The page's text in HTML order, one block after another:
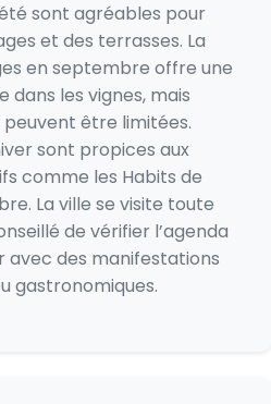
sont agréables pour
et des terrasses. La
en septembre offre une
dans les vignes, mais
être limitées.
sont propices aux
comme les Habits de
La ville se visite toute
de vérifier l’agenda
avec des manifestations
gastronomiques.